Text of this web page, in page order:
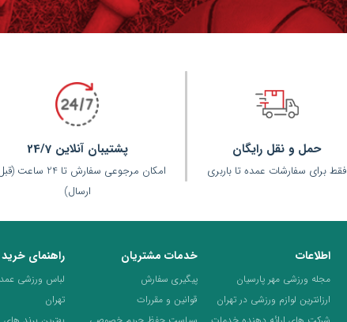
حمل و نقل رایگان
فقط برای سفارشات عمده تا باربری
پشتیبان آنلاین 24/7
امکان مرجوعی سفارش تا 24
ارسال)
اطلاعات
مجله ورزشی مهر پارسیان
ارزانترین لوازم ورزشی در تهران
خدمات مشتریان
پیگیری سفارش
قوانین و مقررات
راهنمای خرید
لباس ورزشی
تهران